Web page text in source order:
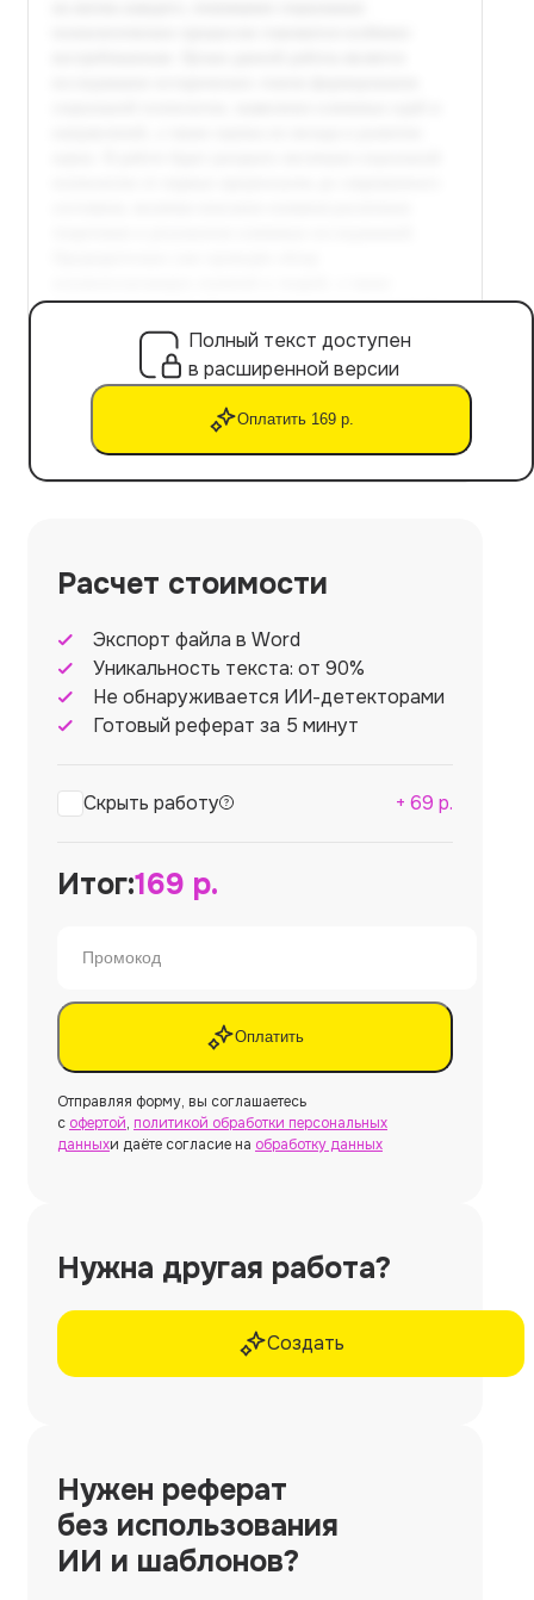
Полный текст доступен
в расширенной версии
Оплатить 169 р.
Расчет стоимости
Экспорт файла в Word
Уникальность текста: от 90%
Не обнаруживается ИИ-детекторами
Готовый реферат за 5 минут
Скрыть работу + 69 р.
Итог:169 р.
Оплатить
Отправляя форму, вы соглашаетесь
с офертой, политикой обработки персональных
данныхи даёте согласие на обработку данных
Нужна другая работа?
Создать
Нужен реферат
без использования
ИИ и шаблонов?